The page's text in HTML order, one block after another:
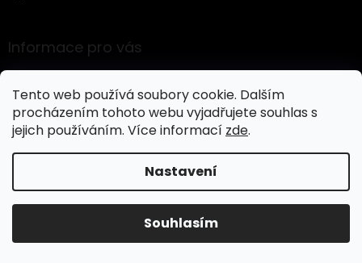
Tento web používá soubory cookie. Dalším
procházením tohoto webu vyjadřujete souhlas s
jejich používáním. Více informací zde.
Nastavení
Souhlasím
Informace pro vás
OBCHODNÍ PODMÍNKY
OCHRANA OSOBNÍCH ÚDAJŮ
REKLAMAČNÍ ŘÁD
BLOG